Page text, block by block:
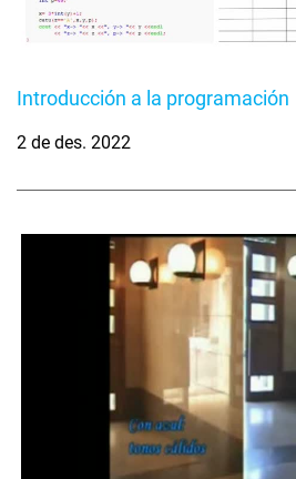
Introducción a la programación
2 de des. 2022